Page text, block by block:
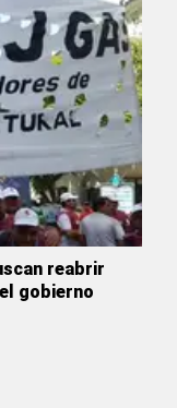
reabrir
gobierno